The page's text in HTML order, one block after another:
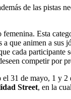
de las pistas
Esta
que animen a
cada
competir por
31 de mayo, 1 y
Street, en la